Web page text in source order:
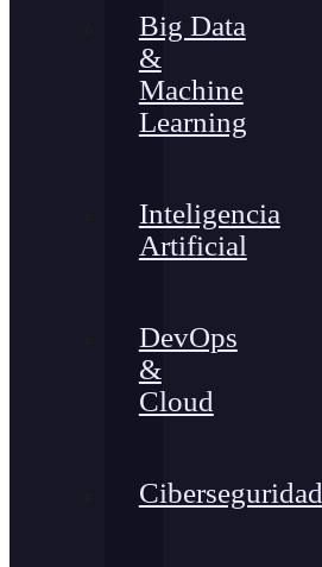
Big Data
&
Machine
Learning
Inteligencia
Artificial
DevOps
&
Cloud
Ciberseguridad